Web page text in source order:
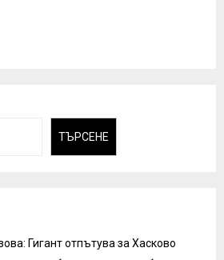
ТЪРСЕНЕ
Гигант отпътува за Хасково